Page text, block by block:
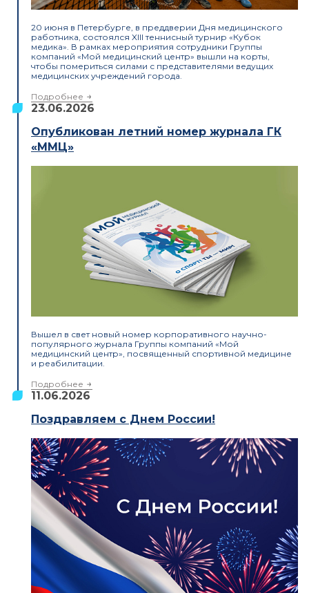
20 июня в Петербурге, в преддверии Дня медицинского
работника, состоялся XIII теннисный турнир «Кубок
медика». В рамках мероприятия сотрудники Группы
компаний «Мой медицинский центр» вышли на корты,
чтобы помериться силами с представителями ведущих
медицинских учреждений города.
Подробнее
23.06.2026
Опубликован летний номер журнала ГК
«ММЦ»
Вышел в свет новый номер корпоративного научно-
популярного журнала Группы компаний «Мой
медицинский центр», посвященный спортивной медицине
и реабилитации.
Подробнее
11.06.2026
Поздравляем с Днем России!